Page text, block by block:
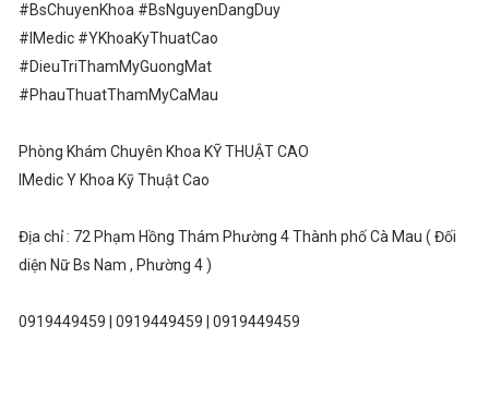
#BsChuyenKhoa #BsNguyenDangDuy
#IMedic #YKhoaKyThuatCao
#DieuTriThamMyGuongMat
#PhauThuatThamMyCaMau
Phòng Khám Chuyên Khoa KỸ THUẬT CAO
IMedic Y Khoa Kỹ Thuật Cao
Địa chỉ : 72 Phạm Hồng Thám Phường 4 Thành phố Cà Mau ( Đối
diện Nữ Bs Nam , Phường 4 )
0919449459 | 0919449459 | 0919449459